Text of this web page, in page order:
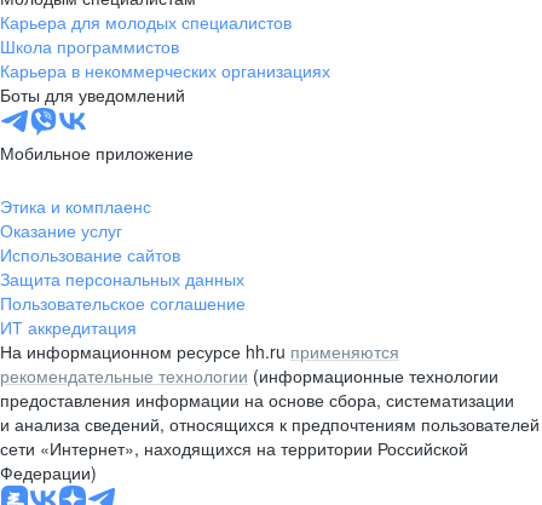
Карьера для молодых специалистов
Школа программистов
Карьера в некоммерческих организациях
Боты для уведомлений
Мобильное приложение
Этика и комплаенс
Оказание услуг
Использование сайтов
Защита персональных данных
Пользовательское соглашение
ИТ аккредитация
На информационном ресурсе hh.ru применяются
рекомендательные технологии (информационные технологии
предоставления информации на основе сбора, систематизации
и анализа сведений, относящихся к предпочтениям пользователей
сети «Интернет», находящихся на территории Российской
Федерации)